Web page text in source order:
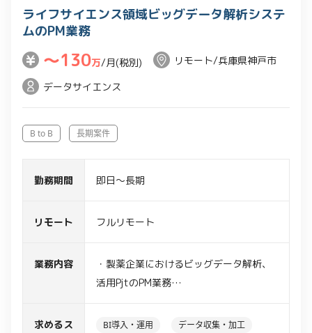
ライフサイエンス領域ビッグデータ解析システ
ムのPM業務
〜130万/月(税別)
リモート/兵庫県神戸市
データサイエンス
B to B 長期案件
勤務期間 即日～長期
リモート フルリモート
業務内容
・製薬企業におけるビッグデータ解析、
活用PjtのPM業務
問履歴、webカンファレンス視聴履歴の
求めるス
BI導入・運用 データ収集・加工